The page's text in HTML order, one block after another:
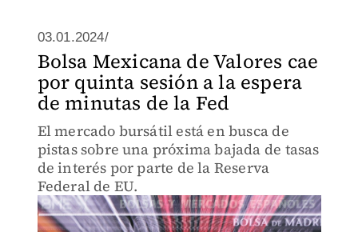
03.01.2024/
Bolsa Mexicana de Valores cae
por quinta sesión a la espera
de minutas de la Fed
El mercado bursátil está en busca de
pistas sobre una próxima bajada de tasas
de interés por parte de la Reserva
Federal de EU.